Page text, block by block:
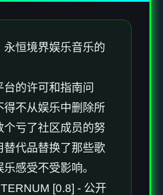
永恒境界娱乐音乐的
台的许可和指南问
得不从娱乐中删除所
个亏了社区成员的努
替代品替换了那些歌
感受不受影响。
[0.8] - 公开